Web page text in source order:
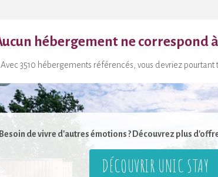
hébergement ne correspond
Avec 3510 hébergements référencés, vous devriez
Besoin de vivre d'autres émotions ? Découvrez plus
DÉCOUVRIR UNIC STAY